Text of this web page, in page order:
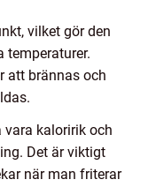
vilket gör den
temperaturer.
att brännas och
kaloririk och
Det är viktigt
när man friterar